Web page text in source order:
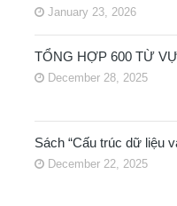
January 23, 2026
TỔNG HỢP 600 TỪ
December 28, 2025
Sách “Cấu trúc dữ liệu
December 22, 2025